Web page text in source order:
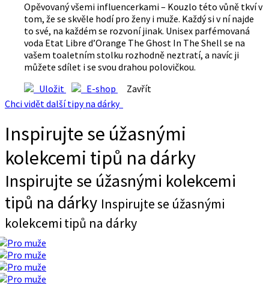
Opěvovaný všemi influencerkami – Kouzlo této vůně tkví v
tom, že se skvěle hodí pro ženy i muže. Každý si v ní najde
to své, na každém se rozvoní jinak. Unisex parfémovaná
voda Etat Libre d’Orange The Ghost In The Shell se na
vašem toaletním stolku rozhodně neztratí, a navíc ji
můžete sdílet i se svou drahou polovičkou.
Uložit
E-shop
Zavřít
Chci vidět další tipy na dárky
Inspirujte se úžasnými
kolekcemi tipů na dárky
Inspirujte se úžasnými kolekcemi
tipů na dárky Inspirujte se úžasnými
kolekcemi tipů na dárky